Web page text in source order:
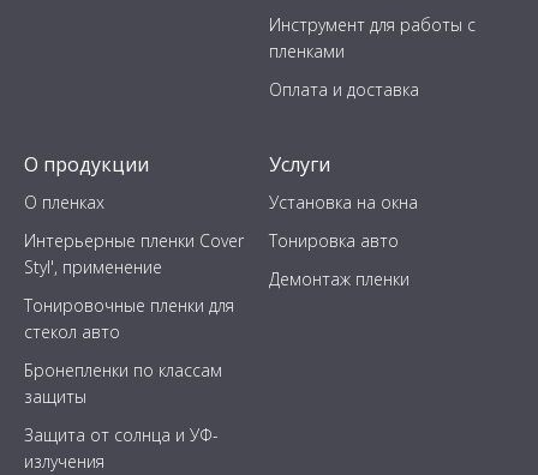
Инструмент для работы с
пленками
Оплата и доставка
О продукции
О пленках
Интерьерные пленки Cover
Styl', применение
Тонировочные пленки для
стекол авто
Бронепленки по классам
защиты
Защита от солнца и УФ-
излучения
Услуги
Установка на окна
Тонировка авто
Демонтаж пленки